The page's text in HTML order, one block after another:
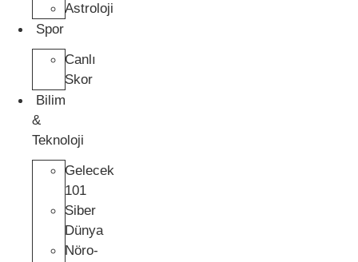
Astroloji
Spor
Canlı
Skor
Bilim
&
Teknoloji
Gelecek
101
Siber
Dünya
Nöro-